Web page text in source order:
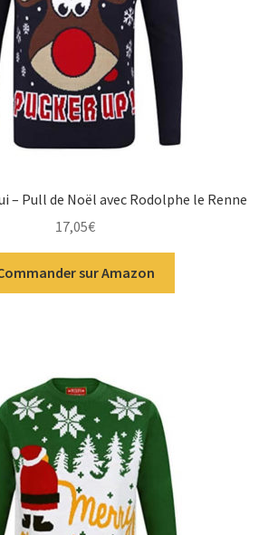
– Pull de Noël avec Rodolphe le Renne
17,05€
sur Amazon